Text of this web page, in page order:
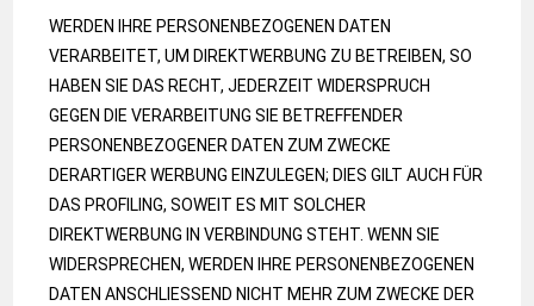
WERDEN IHRE PERSONENBEZOGENEN DATEN
VERARBEITET, UM DIREKTWERBUNG ZU BETREIBEN, SO
HABEN SIE DAS RECHT, JEDERZEIT WIDERSPRUCH
GEGEN DIE VERARBEITUNG SIE BETREFFENDER
PERSONENBEZOGENER DATEN ZUM ZWECKE
DERARTIGER WERBUNG EINZULEGEN; DIES GILT AUCH FÜR
DAS PROFILING, SOWEIT ES MIT SOLCHER
DIREKTWERBUNG IN VERBINDUNG STEHT. WENN SIE
WIDERSPRECHEN, WERDEN IHRE PERSONENBEZOGENEN
DATEN ANSCHLIESSEND NICHT MEHR ZUM ZWECKE DER